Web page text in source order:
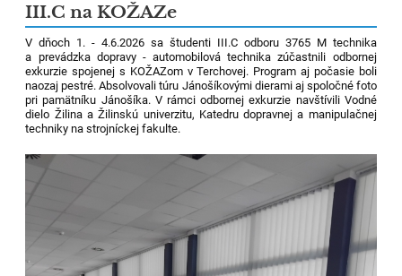
III.C na KOŽAZe
V dňoch 1. - 4.6.2026 sa študenti III.C odboru 3765 M technika
a prevádzka dopravy - automobilová technika zúčastnili odbornej
exkurzie spojenej s KOŽAZom v Terchovej. Program aj počasie boli
naozaj pestré. Absolvovali túru Jánošíkovými dierami aj spoločné foto
pri pamätníku Jánošíka. V rámci odbornej exkurzie navštívili Vodné
dielo Žilina a Žilinskú univerzitu, Katedru dopravnej a manipulačnej
techniky na strojníckej fakulte.